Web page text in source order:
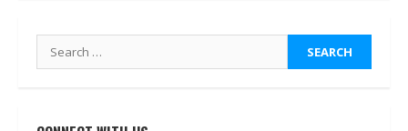
Search
for: